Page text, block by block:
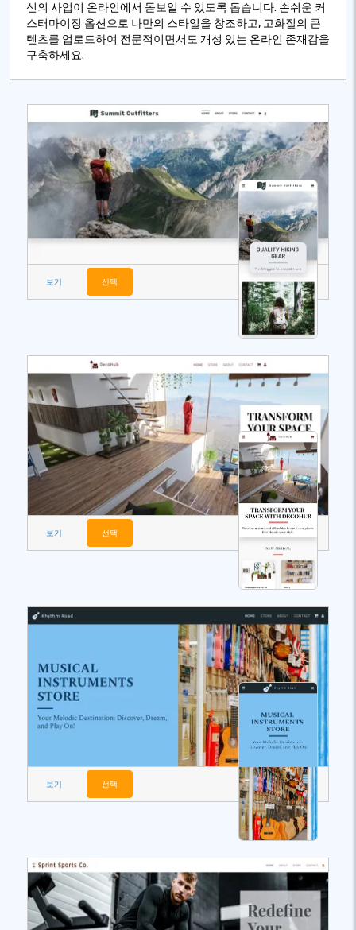
신의 사업이 온라인에서 돋보일 수 있도록 돕습니다. 손쉬운 커
스터마이징 옵션으로 나만의 스타일을 창조하고, 고화질의 콘
텐츠를 업로드하여 전문적이면서도 개성 있는 온라인 존재감을
구축하세요.
보기 선택
보기 선택
보기 선택